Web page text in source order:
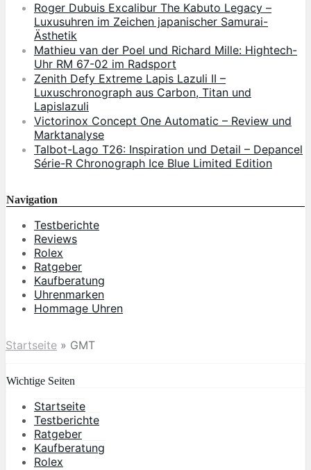
Roger Dubuis Excalibur The Kabuto Legacy –
Luxusuhren im Zeichen japanischer Samurai-
Ästhetik
Mathieu van der Poel und Richard Mille: Hightech-
Uhr RM 67-02 im Radsport
Zenith Defy Extreme Lapis Lazuli II –
Luxuschronograph aus Carbon, Titan und
Lapislazuli
Victorinox Concept One Automatic – Review und
Marktanalyse
Talbot-Lago T26: Inspiration und Detail – Depancel
Série-R Chronograph Ice Blue Limited Edition
Navigation
Testberichte
Reviews
Rolex
Ratgeber
Kaufberatung
Uhrenmarken
Hommage Uhren
Startseite » GMT
Wichtige Seiten
Startseite
Testberichte
Ratgeber
Kaufberatung
Rolex